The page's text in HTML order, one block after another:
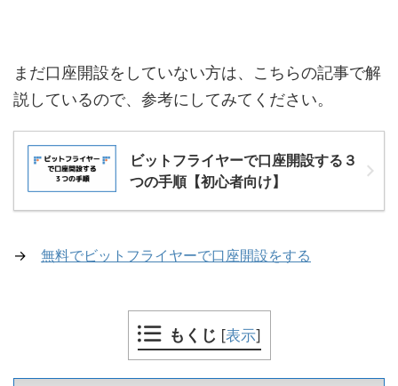
まだ口座開設をしていない方は、こちらの記事で解
説しているので、参考にしてみてください。
ビットフライヤーで口座開設する３
つの手順【初心者向け】
→ 無料でビットフライヤーで口座開設をする
もくじ [表示]